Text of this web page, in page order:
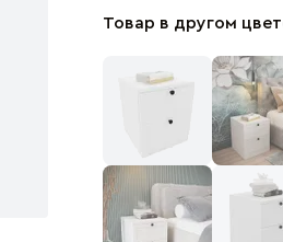
Товар в другом